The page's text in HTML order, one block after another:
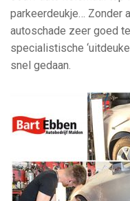
parkeerdeukje… Zonder
autoschade zeer goed
specialistische
snel gedaan.